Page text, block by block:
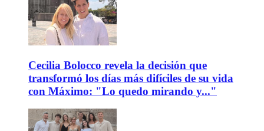
Cecilia Bolocco revela la decisión que
transformó los días más difíciles de su vida
con Máximo: "Lo quedo mirando y..."